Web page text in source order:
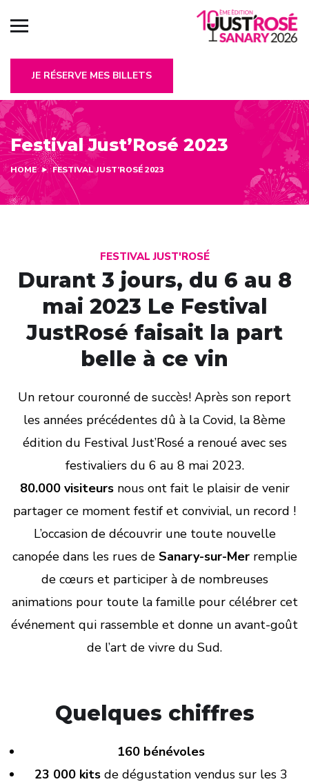
JE RÉSERVE MES BILLETS
Festival Just’Rosé 2023
HOME FESTIVAL JUST’ROSÉ 2023
FESTIVAL JUST'ROSÉ
Durant 3 jours, du 6 au 8
mai 2023 Le Festival
JustRosé faisait la part
belle à ce vin
Un retour couronné de succès! Après son report
les années précédentes dû à la Covid, la 8ème
édition du Festival Just’Rosé a renoué avec ses
festivaliers du 6 au 8 mai 2023.
80.000 visiteursnous ont fait le plaisir de venir
partager ce moment festif et convivial, un record !
L’occasion de découvrir une toute nouvelle
canopée dans les rues de Sanary-sur-Merremplie
de cœurs et participer à de nombreuses
animations pour toute la famille pour célébrer cet
événement qui rassemble et donne un avant-goût
de l’art de vivre du Sud.
Quelques chiffres
160 bénévoles
23 000 kitsde dégustation vendus sur les 3